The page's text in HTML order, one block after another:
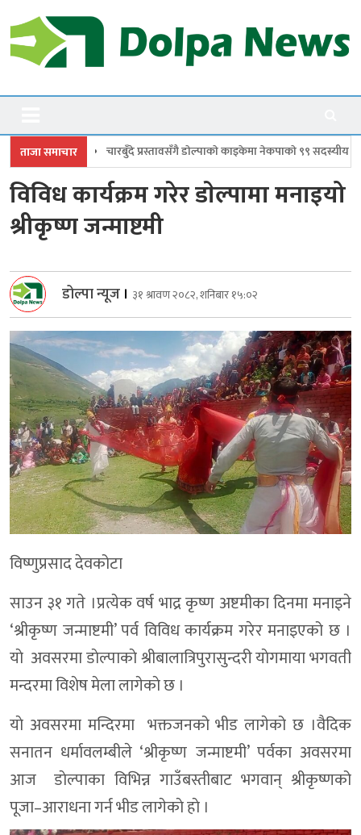
to
content
Dolpanews
ताजा समाचार
डाेल्पाकाे काइकेमा नेकपाकाे ९९ सदस्यीय गाउँ समिति गठन डोल्पामा
विविध कार्यक्रम गरेर डाेल्पामा मनाइयो
श्रीकृष्ण जन्माष्टमी
डोल्पा न्यूज । ३१ श्रावण २०८२, शनिबार १५:०२
विष्णुप्रसाद देवकोटा
साउन ३१ गते ।प्रत्येक वर्ष भाद्र कृष्ण अष्टमीका दिनमा मनाइने
‘श्रीकृष्ण जन्माष्टमी’ पर्व विविध कार्यक्रम गरेर मनाइएको छ ।
याे अवसरमा डाेल्पाकाे श्रीबालात्रिपुरासुन्दरी याेगमाया भगवती
मन्दरमा विशेष मेला लागेकाे छ ।
याे अवसरमा मन्दिरमा भक्तजनको भीड लागेको छ ।वैदिक
सनातन धर्मावलम्बीले ‘श्रीकृष्ण जन्माष्टमी’ पर्वका अवसरमा
आज डाेल्पाका विभिन्न गाउँबस्तीबाट भगवान् श्रीकृष्णको
पूजा–आराधना गर्न भीड लागेकाे हाे ।